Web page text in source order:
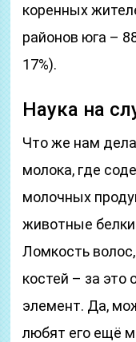
коренных
районов юга –
17%).
Наука на
Что же нам
молока, где
молочных
животные белки
Ломкость
костей – за это
элемент. Да,
любят его ещё